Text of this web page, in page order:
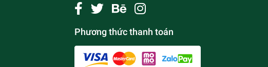
Phương thức thanh toán